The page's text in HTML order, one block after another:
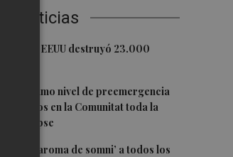
Noticias
de EEUU destruyó 23.000
julio
el máximo nivel de preemergencia
incendios en la Comunitat toda la
del eclipse
su ‘aroma de somni’ a todos los